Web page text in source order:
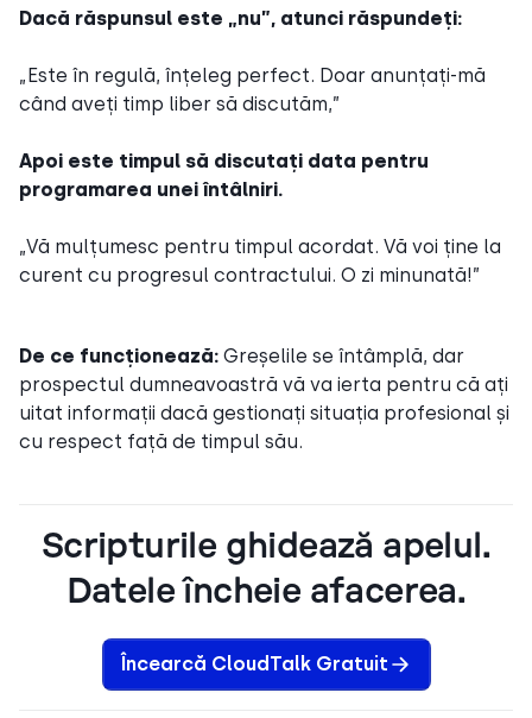
Dacă răspunsul este „nu”, atunci răspundeți:
„Este în regulă, înțeleg perfect. Doar anunțați-mă
când aveți timp liber să discutăm,”
Apoi este timpul să discutați data pentru
programarea unei întâlniri.
„Vă mulțumesc pentru timpul acordat. Vă voi ține la
curent cu progresul contractului. O zi minunată!”
De ce funcționează: Greșelile se întâmplă, dar
prospectul dumneavoastră vă va ierta pentru că ați
uitat informații dacă gestionați situația profesional și
cu respect față de timpul său.
Scripturile ghidează apelul.
Datele încheie afacerea.
Încearcă CloudTalk Gratuit